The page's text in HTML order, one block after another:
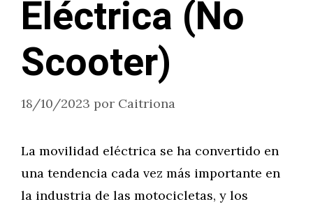
Eléctrica (No
Scooter)
18/10/2023 por Caitriona
La movilidad eléctrica se ha convertido en
una tendencia cada vez más importante en
la industria de las motocicletas, y los